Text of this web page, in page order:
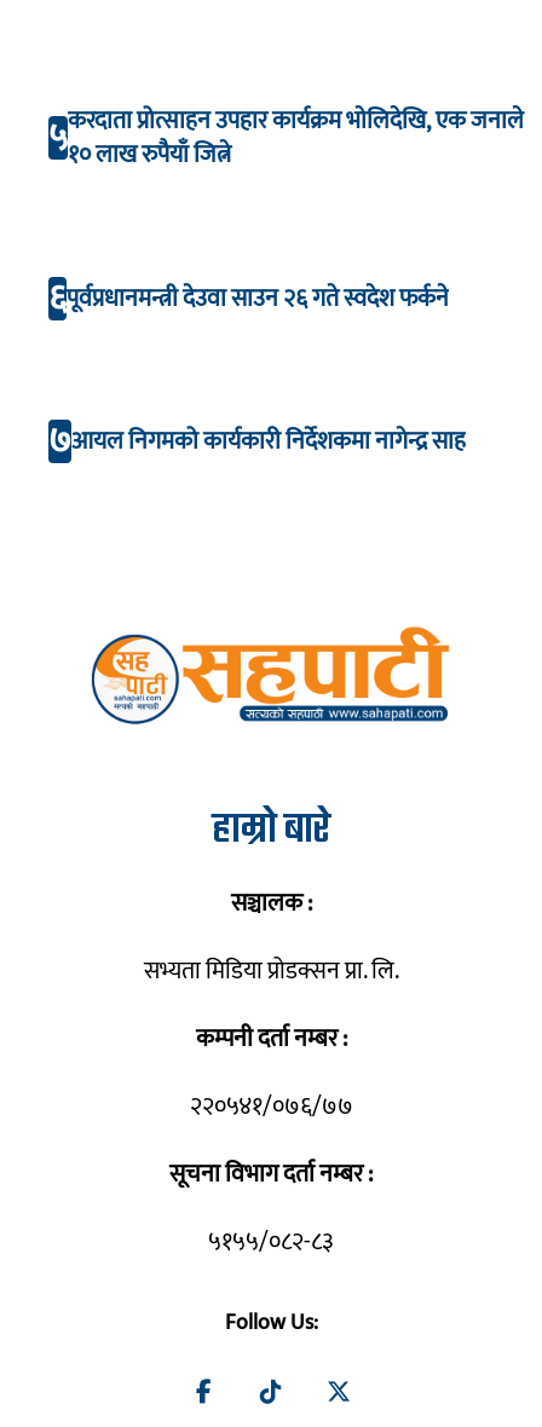
५करदाता प्रोत्साहन उपहार कार्यक्रम भाेलिदेखि, एक जनाले
१० लाख रुपैयाँ जित्ने
६पूर्वप्रधानमन्त्री देउवा साउन २६ गते स्वदेश फर्कने
७आयल निगमको कार्यकारी निर्देशकमा नागेन्द्र साह
हाम्रो बारे
सञ्चालक :
सभ्यता मिडिया प्रोडक्सन प्रा. लि.
कम्पनी दर्ता नम्बर :
२२०५४१/०७६/७७
सूचना विभाग दर्ता नम्बर :
५१५५/०८२-८३
Follow Us: